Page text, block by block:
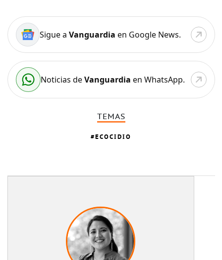
Sigue a Vanguardia en Google News.
Noticias deVanguardia en WhatsApp.
TEMAS
ECOCIDIO